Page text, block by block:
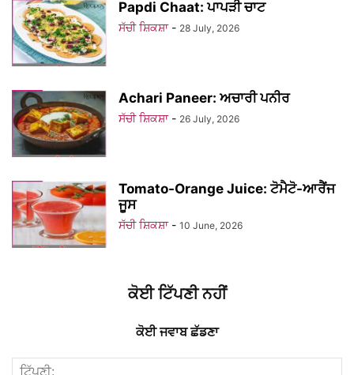
Papdi Chaat: ਪਾਪੜੀ ਚਾਟ
ਸੱਚੀ ਸ਼ਿਕਸ਼ਾ - 28 July, 2026
Achari Paneer: ਅਚਾਰੀ ਪਨੀਰ
ਸੱਚੀ ਸ਼ਿਕਸ਼ਾ - 26 July, 2026
Tomato-Orange Juice: ਟੋਮੈਟੋ-ਆਰੈਂਜ
ਜੂਸ
ਸੱਚੀ ਸ਼ਿਕਸ਼ਾ - 10 June, 2026
ਕੋਈ ਟਿੱਪਣੀ ਨਹੀਂ
ਕੋਈ ਜਵਾਬ ਛੱਡਣਾ